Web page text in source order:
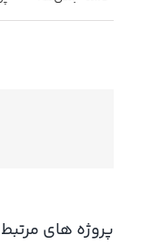
پروژه های مرتبط